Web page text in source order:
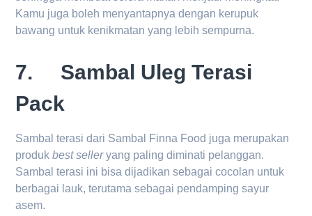
Kamu juga boleh menyantapnya dengan kerupuk
bawang untuk kenikmatan yang lebih sempurna.
7. Sambal Uleg Terasi
Pack
Sambal terasi dari Sambal Finna Food juga merupakan
produkbest selleryang paling diminati pelanggan.
Sambal terasi ini bisa dijadikan sebagai cocolan untuk
berbagai lauk, terutama sebagai pendamping sayur
asem.